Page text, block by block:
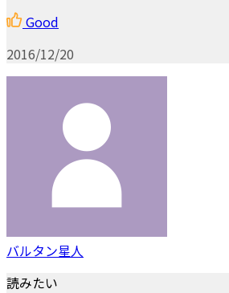
Good
2016/12/20
バルタン星人
読みたい